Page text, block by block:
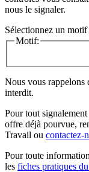
nous le signaler.
Sélectionnez un
Motif:
Nous vous rappelons
interdit.
Pour tout
offre déjà pourvue,
Travail ou contactez-
Pour toute
les fiches pratiques